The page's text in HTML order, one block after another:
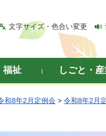
文字サイズ・色合い変更
福祉 しごと・
和8年2月定例会 > 令和8年2月